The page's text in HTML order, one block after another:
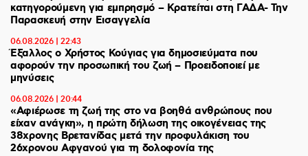
κατηγορούμενη για εμπρησμό – Κρατείται στη ΓΑΔΑ- Την
Παρασκευή στην Εισαγγελία
06.08.2026 | 22:43
Έξαλλος ο Χρήστος Κούγιας για δημοσιεύματα που
αφορούν την προσωπική του ζωή – Προειδοποιεί με
μηνύσεις
06.08.2026 | 20:44
«Αφιέρωσε τη ζωή της στο να βοηθά ανθρώπους που
είχαν ανάγκη», η πρώτη δήλωση της οικογένειας της
38χρονης Βρετανίδας μετά την προφυλάκιση του
26χρονου Αφγανού για τη δολοφονία της